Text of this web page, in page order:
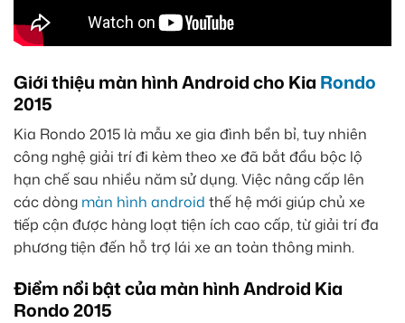
Giới thiệu màn hình Android cho Kia Rondo
2015
Kia Rondo 2015 là mẫu xe gia đình bền bỉ, tuy nhiên
công nghệ giải trí đi kèm theo xe đã bắt đầu bộc lộ
hạn chế sau nhiều năm sử dụng. Việc nâng cấp lên
các dòng màn hình android thế hệ mới giúp chủ xe
tiếp cận được hàng loạt tiện ích cao cấp, từ giải trí đa
phương tiện đến hỗ trợ lái xe an toàn thông minh.
Điểm nổi bật của màn hình Android Kia
Rondo 2015